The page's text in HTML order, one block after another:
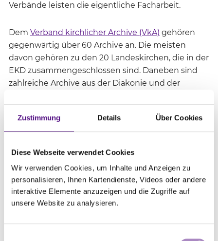
Zustimmung Details Über Cookies
Diese Webseite verwendet Cookies
Wir verwenden Cookies, um Inhalte und Anzeigen zu
personalisieren, Ihnen Kartendienste, Videos oder andere
interaktive Elemente anzuzeigen und die Zugriffe auf
unsere Website zu analysieren.
Verbände leisten die eigentliche Facharbeit.
Dem Verband kirchlicher Archive (VkA) gehören
gegenwärtig über 60 Archive an. Die meisten
davon gehören zu den 20 Landeskirchen, die in der
EKD zusammengeschlossen sind. Daneben sind
zahlreiche Archive aus der Diakonie und der